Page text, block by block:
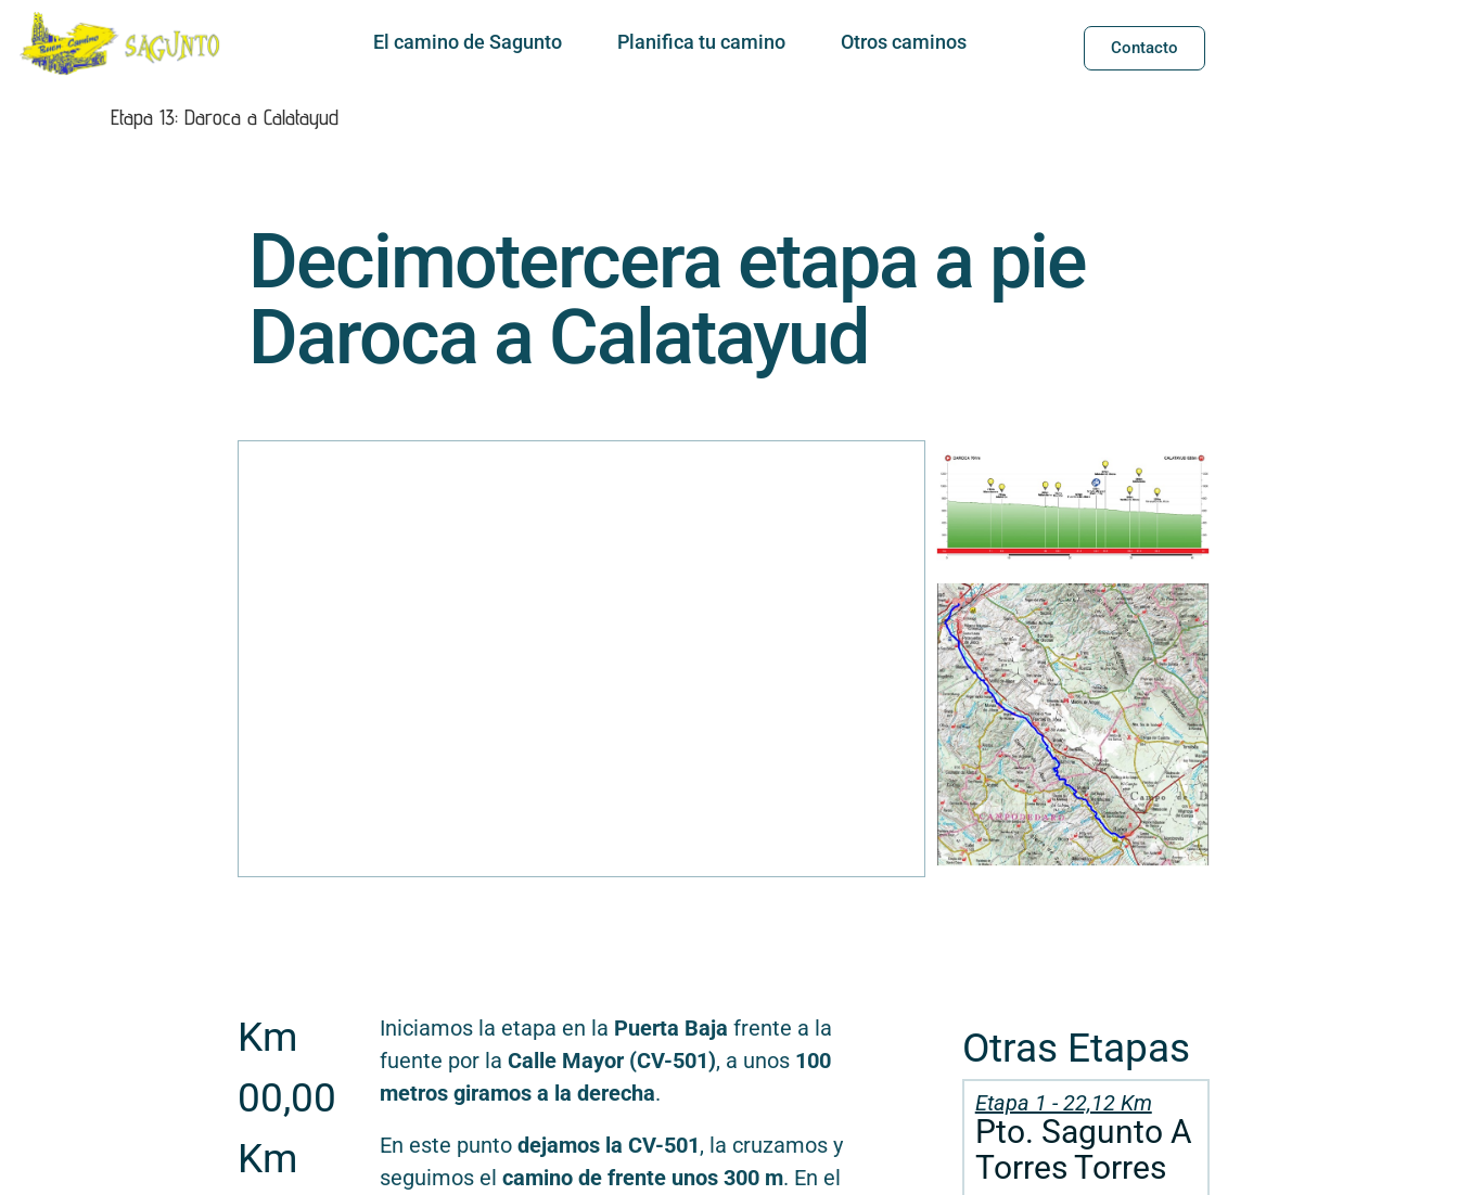
El camino de Sagunto Planifica tu camino Otros caminos Contacto
Etapa 13: Daroca a Calatayud
Decimotercera etapa a pie
Daroca a Calatayud
Km
00,00
Iniciamos la etapa en la Puerta Baja frente a la
fuente por laCalle Mayor (CV-501), a unos 100
metros giramos a la derecha.
Km
En este puntodejamos la CV-501, la cruzamos y
seguimos elcamino de frente unos 300 m. En el
Otras Etapas
Etapa 1 - 22,12 Km
Pto. Sagunto A
Torres Torres